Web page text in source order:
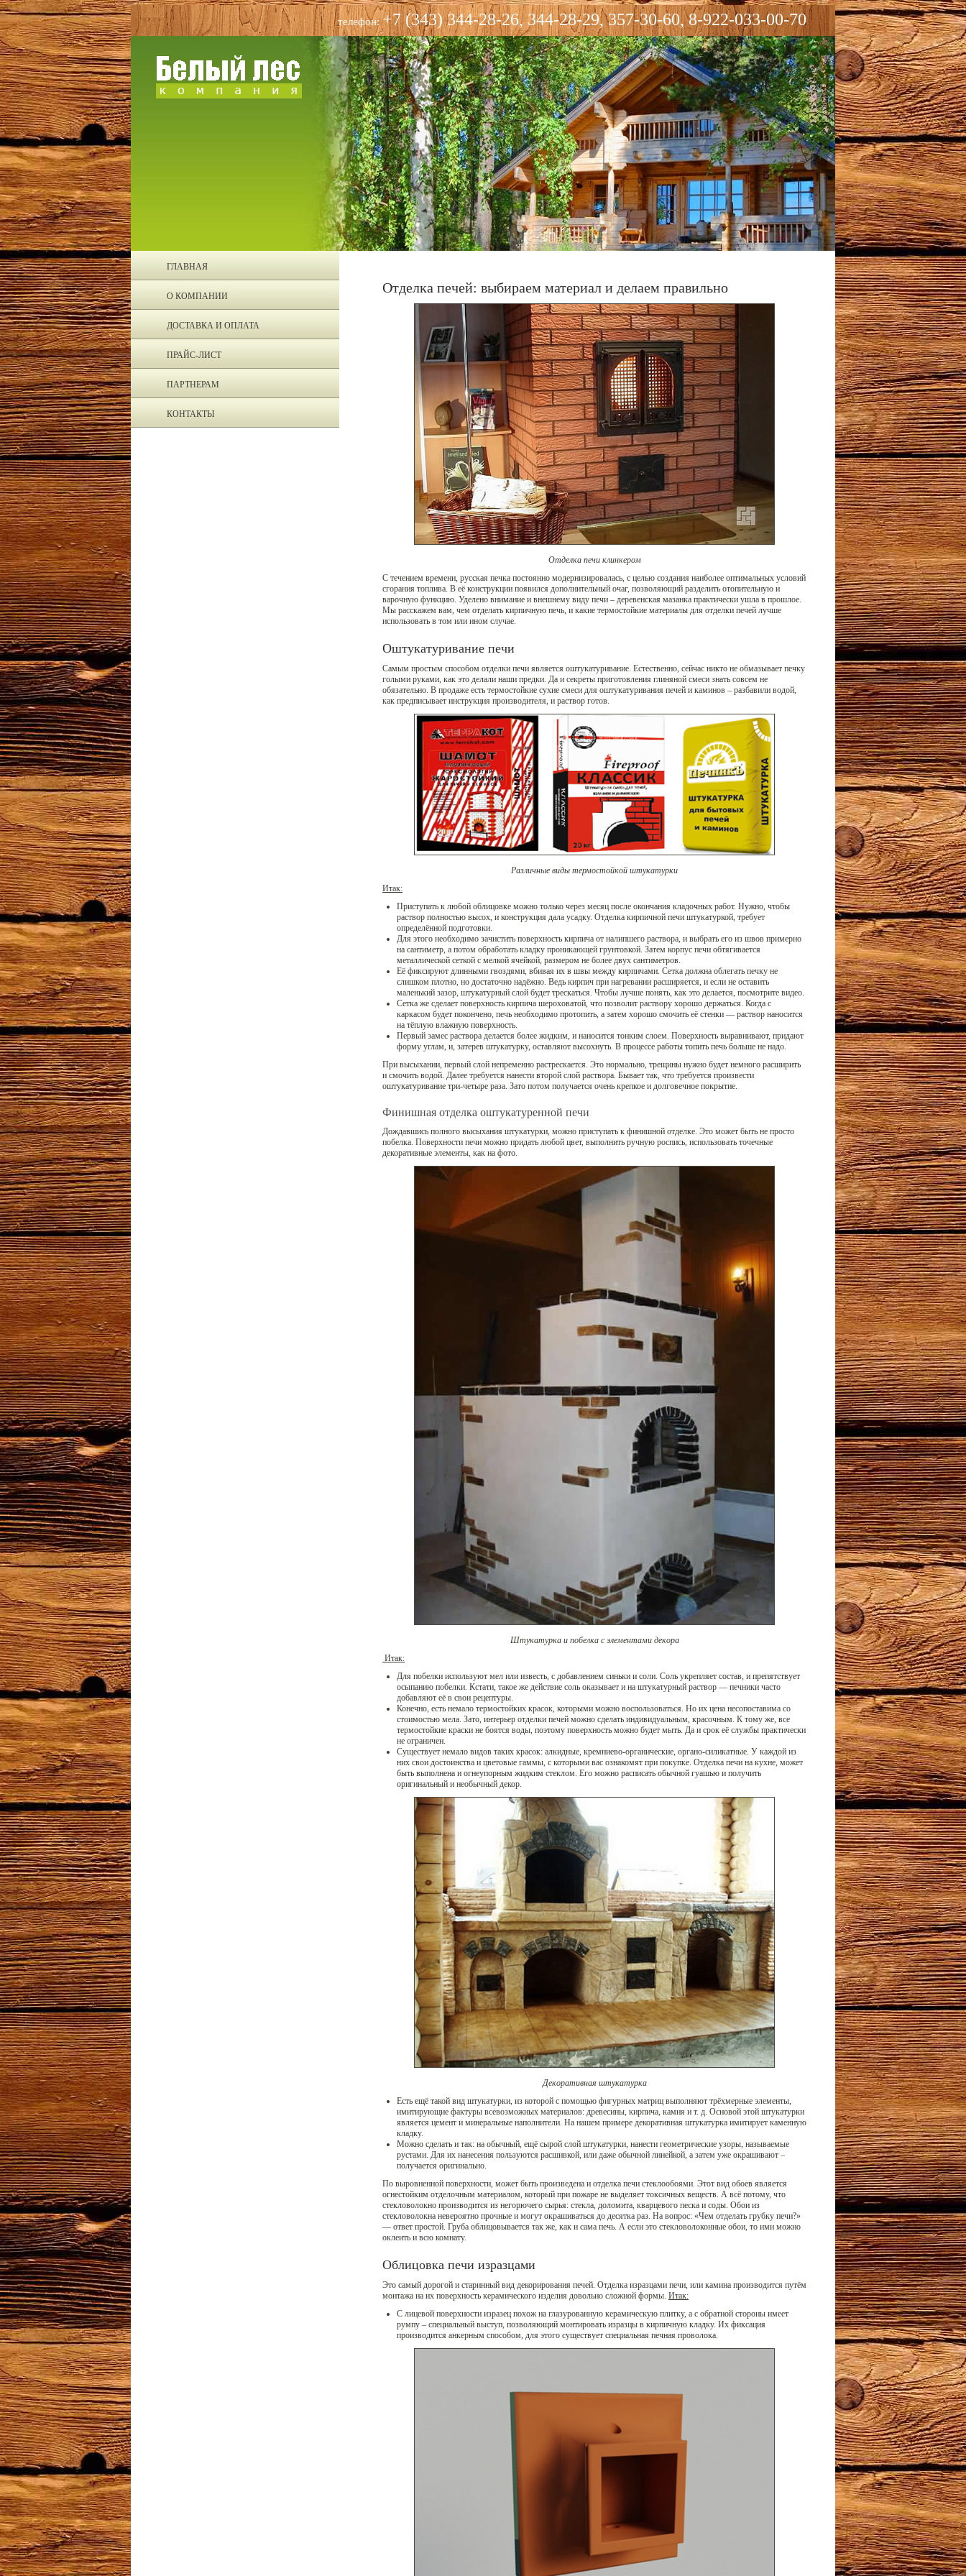
телефон:+7 (343) 344-28-26, 344-28-29, 357-30-60, 8-922-033-00-70
ГЛАВНАЯ
О КОМПАНИИ
ДОСТАВКА И ОПЛАТА
ПРАЙС-ЛИСТ
ПАРТНЕРАМ
КОНТАКТЫ
Отделка печей: выбираем материал и делаем правильно
Отделка печи клинкером
С течением времени, русская печка постоянно модернизировалась, с целью создания наиболее оптимальных условий
сгорания топлива. В её конструкции появился дополнительный очаг, позволяющий разделить отопительную и
варочную функцию. Уделено внимание и внешнему виду печи – деревенская мазанка практически ушла в прошлое.
Мы расскажем вам, чем отделать кирпичную печь, и какие термостойкие материалы для отделки печей лучше
использовать в том или ином случае.
Оштукатуривание печи
Самым простым способом отделки печи является оштукатуривание. Естественно, сейчас никто не обмазывает печку
голыми руками, как это делали наши предки. Да и секреты приготовления глиняной смеси знать совсем не
обязательно. В продаже есть термостойкие сухие смеси для оштукатуривания печей и каминов – разбавили водой,
как предписывает инструкция производителя, и раствор готов.
Различные виды термостойкой штукатурки
Итак:
Приступать к любой облицовке можно только через месяц после окончания кладочных работ. Нужно, чтобы
раствор полностью высох, и конструкция дала усадку. Отделка кирпичной печи штукатуркой, требует
определённой подготовки.
Для этого необходимо зачистить поверхность кирпича от налипшего раствора, и выбрать его из швов примерно
на сантиметр, а потом обработать кладку проникающей грунтовкой. Затем корпус печи обтягивается
металлической сеткой с мелкой ячейкой, размером не более двух сантиметров.
Её фиксируют длинными гвоздями, вбивая их в швы между кирпичами. Сетка должна облегать печку не
слишком плотно, но достаточно надёжно. Ведь кирпич при нагревании расширяется, и если не оставить
маленький зазор, штукатурный слой будет трескаться. Чтобы лучше понять, как это делается, посмотрите видео.
Сетка же сделает поверхность кирпича шероховатой, что позволит раствору хорошо держаться. Когда с
каркасом будет покончено, печь необходимо протопить, а затем хорошо смочить её стенки — раствор наносится
на тёплую влажную поверхность.
Первый замес раствора делается более жидким, и наносится тонким слоем. Поверхность выравнивают, придают
форму углам, и, затерев штукатурку, оставляют высохнуть. В процессе работы топить печь больше не надо.
При высыхании, первый слой непременно растрескается. Это нормально, трещины нужно будет немного расширить
и смочить водой. Далее требуется нанести второй слой раствора. Бывает так, что требуется произвести
оштукатуривание три-четыре раза. Зато потом получается очень крепкое и долговечное покрытие.
Финишная отделка оштукатуренной печи
Дождавшись полного высыхания штукатурки, можно приступать к финишной отделке. Это может быть не просто
побелка. Поверхности печи можно придать любой цвет, выполнить ручную роспись, использовать точечные
декоративные элементы, как на фото.
Штукатурка и побелка с элементами декора
Итак:
Для побелки используют мел или известь, с добавлением синьки и соли. Соль укрепляет состав, и препятствует
осыпанию побелки. Кстати, такое же действие соль оказывает и на штукатурный раствор — печники часто
добавляют её в свои рецептуры.
Конечно, есть немало термостойких красок, которыми можно воспользоваться. Но их цена несопоставима со
стоимостью мела. Зато, интерьер отделки печей можно сделать индивидуальным, красочным. К тому же, все
термостойкие краски не боятся воды, поэтому поверхность можно будет мыть. Да и срок её службы практически
не ограничен.
Существует немало видов таких красок: алкидные, кремниево-органические, органо-силикатные. У каждой из
них свои достоинства и цветовые гаммы, с которыми вас ознакомят при покупке. Отделка печи на кухне, может
быть выполнена и огнеупорным жидким стеклом. Его можно расписать обычной гуашью и получить
оригинальный и необычный декор.
Декоративная штукатурка
Есть ещё такой вид штукатурки, из которой с помощью фигурных матриц выполняют трёхмерные элементы,
имитирующие фактуры всевозможных материалов: древесины, кирпича, камня и т. д. Основой этой штукатурки
является цемент и минеральные наполнители. На нашем примере декоративная штукатурка имитирует каменную
кладку.
Можно сделать и так: на обычный, ещё сырой слой штукатурки, нанести геометрические узоры, называемые
рустами. Для их нанесения пользуются расшивкой, или даже обычной линейкой, а затем уже окрашивают –
получается оригинально.
По выровненной поверхности, может быть произведена и отделка печи стеклообоями. Этот вид обоев является
огнестойким отделочным материалом, который при пожаре не выделяет токсичных веществ. А всё потому, что
стекловолокно производится из негорючего сырья: стекла, доломита, кварцевого песка и соды. Обои из
стекловолокна невероятно прочные и могут окрашиваться до десятка раз. На вопрос: «Чем отделать грубку печи?»
— ответ простой. Груба облицовывается так же, как и сама печь. А если это стекловолоконные обои, то ими можно
оклеить и всю комнату.
Облицовка печи изразцами
Это самый дорогой и старинный вид декорирования печей. Отделка изразцами печи, или камина производится путём
монтажа на их поверхность керамического изделия довольно сложной формы. Итак:
С лицевой поверхности изразец похож на глазурованную керамическую плитку, а с обратной стороны имеет
румпу – специальный выступ, позволяющий монтировать изразцы в кирпичную кладку. Их фиксация
производится анкерным способом, для этого существует специальная печная проволока.